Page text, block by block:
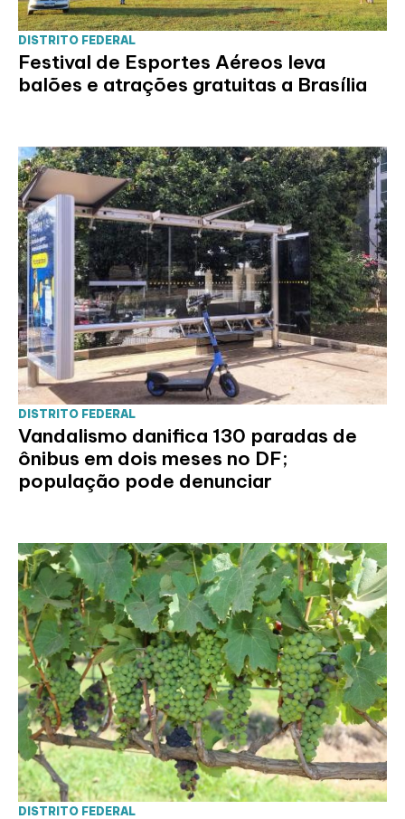
DISTRITO FEDERAL
Festival de Esportes Aéreos leva
balões e atrações gratuitas a Brasília
DISTRITO FEDERAL
Vandalismo danifica 130 paradas de
ônibus em dois meses no DF;
população pode denunciar
DISTRITO FEDERAL